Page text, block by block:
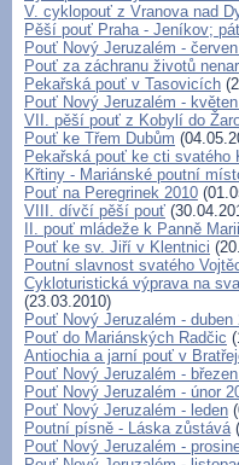
V. cyklopouť z Vranova nad
Pěší pouť Praha - Jeníkov;
Pouť Nový Jeruzalém -
Pouť za záchranu životů
Pekařská pouť v Tasovicích
Pouť Nový Jeruzalém -
VII. pěší pouť z Kobylí do
Pouť ke Třem Dubům
Pekařská pouť ke cti svatého
Křtiny - Mariánské poutní
Pouť na Peregrinek 2010
VIII. dívčí pěší pouť
II. pouť mládeže k Panně
Pouť ke sv. Jiří v Klentnici
Poutní slavnost svatého
Cykloturistická výprava na
(23.03.2010)
Pouť Nový Jeruzalém - duben
Pouť do Mariánských Radčic
Antiochia a jarní pouť v
Pouť Nový Jeruzalém -
Pouť Nový Jeruzalém - únor
Pouť Nový Jeruzalém - leden
Poutní písně - Láska zůstává
Pouť Nový Jeruzalém -